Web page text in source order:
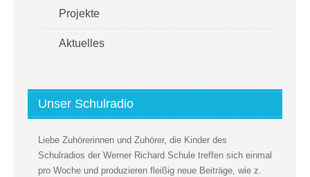
Projekte
Aktuelles
Unser Schulradio
Liebe Zuhörerinnen und Zuhörer, die Kinder des
Schulradios der Werner Richard Schule treffen sich einmal
pro Woche und produzieren fleißig neue Beiträge, wie z.